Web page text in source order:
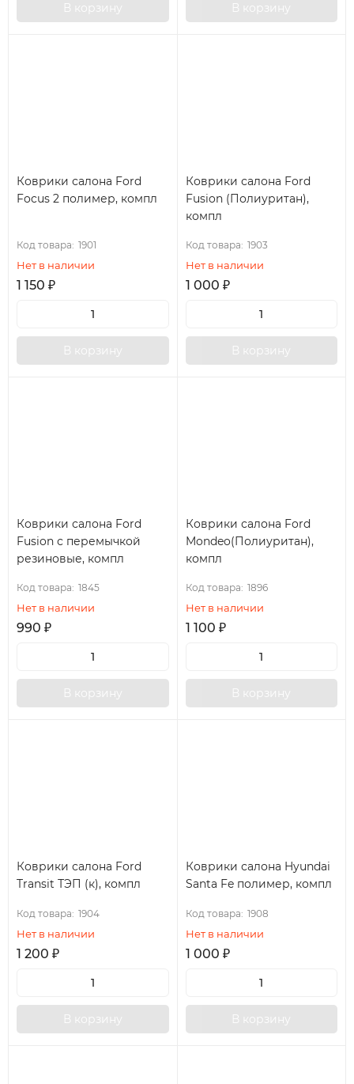
В корзину В корзину
Коврики салона Ford
Focus 2 полимер, компл
Код товара: 1901
Нет в наличии
1 150 ₽
В корзину
Коврики салона Ford
Fusion (Полиуритан),
компл
Код товара: 1903
Нет в наличии
1 000 ₽
В корзину
Коврики салона Ford
Fusion с перемычкой
резиновые, компл
Код товара: 1845
Нет в наличии
990 ₽
В корзину
Коврики салона Ford
Mondeo(Полиуритан),
компл
Код товара: 1896
Нет в наличии
1 100 ₽
В корзину
Коврики салона Ford
Transit ТЭП (к), компл
Код товара: 1904
Нет в наличии
1 200 ₽
В корзину
Коврики салона Hyundai
Santa Fe полимер, компл
Код товара: 1908
Нет в наличии
1 000 ₽
В корзину